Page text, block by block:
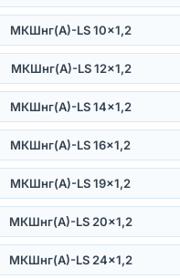
МКШнг(А)-LS 10×1,2
МКШнг(А)-LS 12×1,2
МКШнг(А)-LS 14×1,2
МКШнг(А)-LS 16×1,2
МКШнг(А)-LS 19×1,2
МКШнг(А)-LS 20×1,2
МКШнг(А)-LS 24×1,2